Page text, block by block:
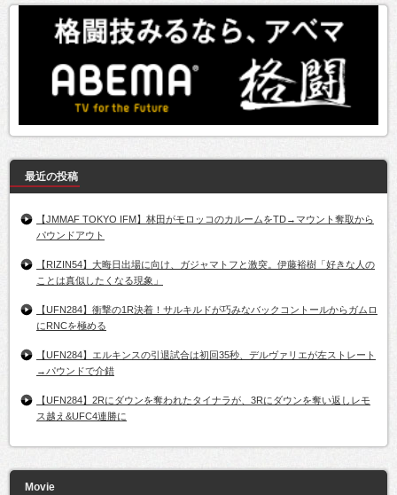
最近の投稿
【JMMAF TOKYO IFM】林田がモロッコのカルームをTD→マウント奪取から
パウンドアウト
【RIZIN54】大晦日出場に向け、ガジャマトフと激突。伊藤裕樹「好きな人の
ことは真似したくなる現象」
【UFN284】衝撃の1R決着！サルキルドが巧みなバックコントールからガムロ
にRNCを極める
【UFN284】エルキンスの引退試合は初回35秒、デルヴァリエが左ストレート
→パウンドで介錯
【UFN284】2Rにダウンを奪われたタイナラが、3Rにダウンを奪い返しレモ
ス越え&UFC4連勝に
Movie